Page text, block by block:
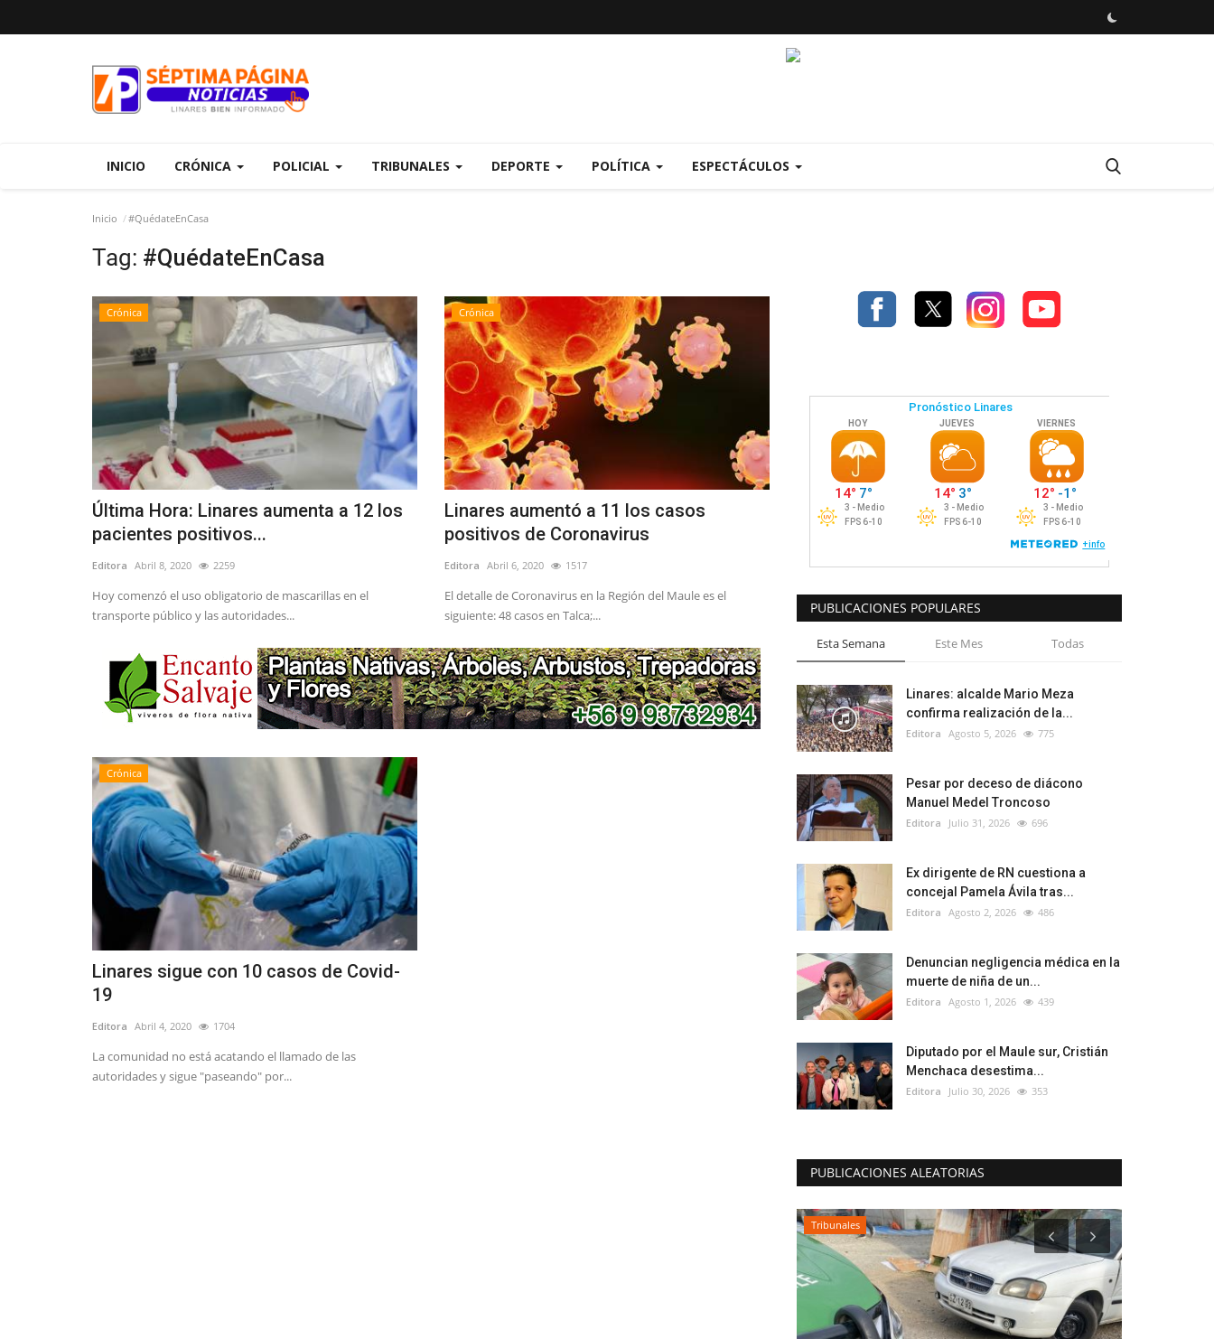
INICIO CRÓNICA POLICIAL TRIBUNALES DEPORTE POLÍTICA ESPECTÁCULOS
Inicio #QuédateEnCasa
Tag: #QuédateEnCasa
Crónica
Última Hora: Linares aumenta a 12 los
pacientes positivos...
Editora Abril 8, 2020 2259
Hoy comenzó el uso obligatorio de mascarillas en el
transporte público y las autoridades...
Crónica
Linares aumentó a 11 los casos
positivos de Coronavirus
Editora Abril 6, 2020 1517
El detalle de Coronavirus en la Región del Maule es el
siguiente: 48 casos en Talca;...
Crónica
Linares sigue con 10 casos de Covid-
19
Editora Abril 4, 2020 1704
La comunidad no está acatando el llamado de las
autoridades y sigue "paseando" por...
PUBLICACIONES POPULARES
Esta Semana Este Mes Todas
Linares: alcalde Mario Meza
confirma realización de la...
Editora Agosto 5, 2026 775
Pesar por deceso de diácono
Manuel Medel Troncoso
Editora Julio 31, 2026 696
Ex dirigente de RN cuestiona a
concejal Pamela Ávila tras...
Editora Agosto 2, 2026 486
Denuncian negligencia médica en la
muerte de niña de un...
Editora Agosto 1, 2026 439
Diputado por el Maule sur, Cristián
Menchaca desestima...
Editora Julio 30, 2026 353
PUBLICACIONES ALEATORIAS
Tribunales